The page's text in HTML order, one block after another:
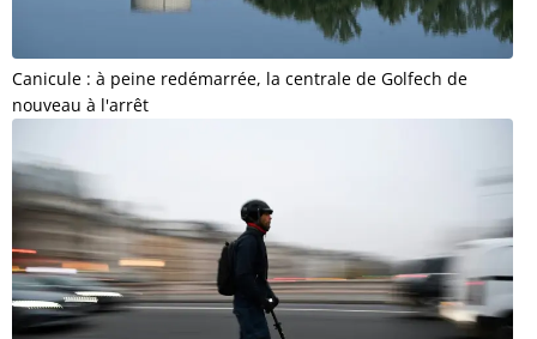
Canicule : à peine redémarrée, la centrale de Golfech de
nouveau à l'arrêt